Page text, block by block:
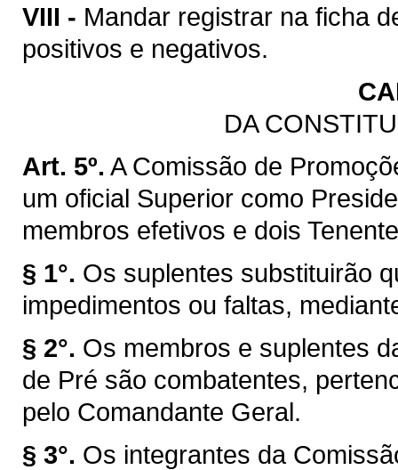
VIII - Mandar registrar na ficha
positivos e negativos.
DA
Art. 5º. A Comissão de
um oficial Superior como
membros efetivos e dois
§ 1°. Os suplentes substituirão
impedimentos ou faltas,
§ 2°. Os membros e suplentes
de Pré são combatentes,
pelo Comandante Geral.
§ 3°. Os integrantes da